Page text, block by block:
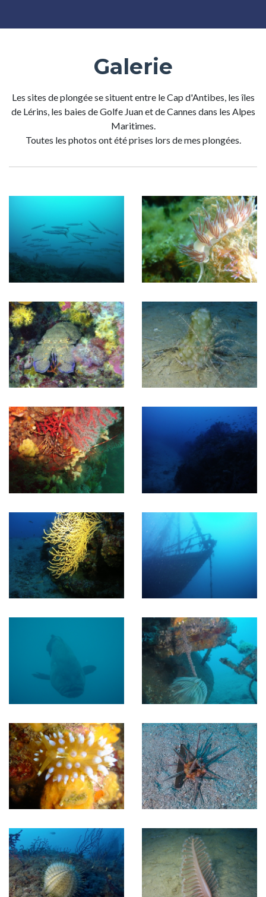
Galerie
Les sites de plongée se situent entre le Cap d'Antibes, les îles
de Lérins, les baies de Golfe Juan et de Cannes dans les Alpes
Maritimes.
Toutes les photos ont été prises lors de mes plongées.